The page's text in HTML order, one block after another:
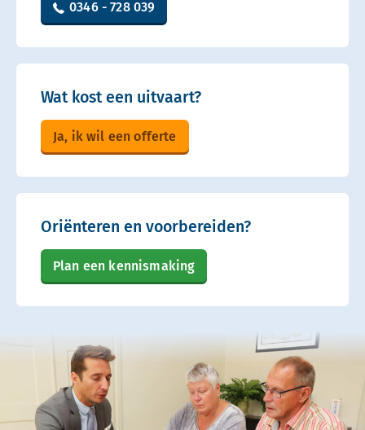
0346 - 728 039
Wat kost een uitvaart?
Ja, ik wil een offerte
Oriënteren en voorbereiden?
Plan een kennismaking